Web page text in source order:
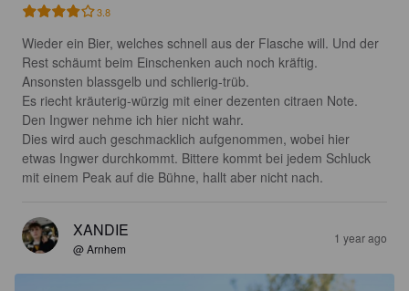
3.8
Wieder ein Bier, welches schnell aus der Flasche will. Und der
Rest schäumt beim Einschenken auch noch kräftig.
Ansonsten blassgelb und schlierig-trüb.
Es riecht kräuterig-würzig mit einer dezenten citraen Note.
Den Ingwer nehme ich hier nicht wahr.
Dies wird auch geschmacklich aufgenommen, wobei hier
etwas Ingwer durchkommt. Bittere kommt bei jedem Schluck
mit einem Peak auf die Bühne, hallt aber nicht nach.
XANDIE
@ Arnhem
1 year ago